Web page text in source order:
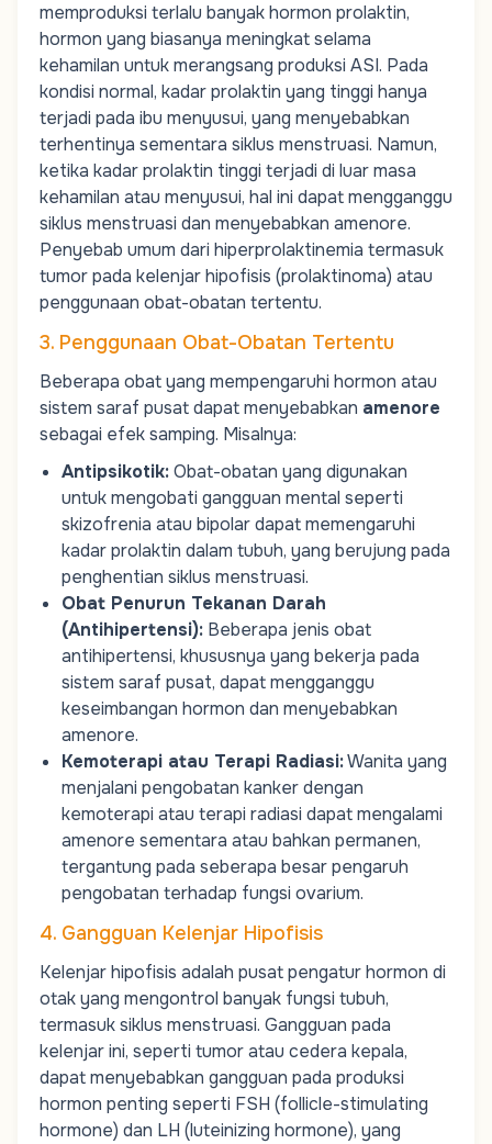
memproduksi terlalu banyakhormon prolaktin,
hormon yang biasanya meningkat selama
kehamilan untuk merangsang produksi ASI. Pada
kondisi normal, kadar prolaktin yang tinggi hanya
terjadi pada ibu menyusui, yang menyebabkan
terhentinya sementara siklus menstruasi. Namun,
ketika kadar prolaktin tinggi terjadi di luar masa
kehamilan atau menyusui, hal ini dapat mengganggu
siklus menstruasi dan menyebabkan amenore.
Penyebab umum dari hiperprolaktinemia termasuk
tumor pada kelenjar hipofisis (prolaktinoma) atau
penggunaan obat-obatan tertentu.
3. Penggunaan Obat-Obatan Tertentu
Beberapa obat yang mempengaruhi hormon atau
sistem saraf pusat dapat menyebabkan amenore
sebagai efek samping. Misalnya:
Antipsikotik:Obat-obatan yang digunakan
untuk mengobati gangguan mental seperti
skizofrenia atau bipolar dapat memengaruhi
kadar prolaktin dalam tubuh, yang berujung pada
penghentian siklus menstruasi.
Obat Penurun Tekanan Darah
(Antihipertensi): Beberapa jenis obat
antihipertensi, khususnya yang bekerja pada
sistem saraf pusat, dapat mengganggu
keseimbangan hormon dan menyebabkan
amenore.
Kemoterapi atau Terapi Radiasi:Wanita yang
menjalani pengobatan kanker dengan
kemoterapi atau terapi radiasi dapat mengalami
amenore sementara atau bahkan permanen,
tergantung pada seberapa besar pengaruh
pengobatan terhadap fungsi ovarium.
4. Gangguan Kelenjar Hipofisis
Kelenjar hipofisis adalah pusat pengatur hormon di
otak yang mengontrol banyak fungsi tubuh,
termasuk siklus menstruasi. Gangguan pada
kelenjar ini, seperti tumor atau cedera kepala,
dapat menyebabkan gangguan pada produksi
hormon penting seperti FSH (follicle-stimulating
hormone) dan LH (luteinizing hormone), yang